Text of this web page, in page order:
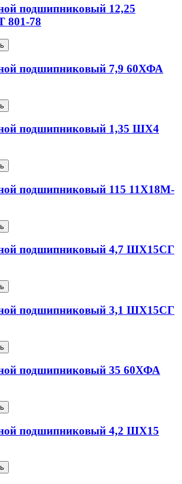
подшипниковый 12,25
801-78
подшипниковый 7,9 60ХФА
подшипниковый 1,35 ШХ4
подшипниковый 115 11Х18М-
подшипниковый 4,7 ШХ15СГ
подшипниковый 3,1 ШХ15СГ
подшипниковый 35 60ХФА
подшипниковый 4,2 ШХ15